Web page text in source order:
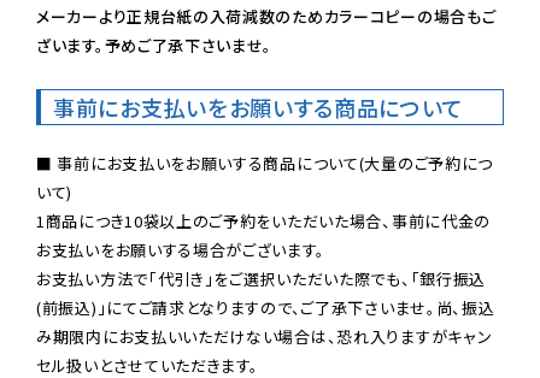
メーカーより正規台紙の入荷減数のためカラーコピーの場合もご
ざいます。予めご了承下さいませ。
事前にお支払いをお願いする商品について
■ 事前にお支払いをお願いする商品について(大量のご予約につ
いて)
1商品につき10袋以上のご予約をいただいた場合、事前に代金の
お支払いをお願いする場合がございます。
お支払い方法で「代引き」をご選択いただいた際でも、「銀行振込
(前振込)」にてご請求となりますので、ご了承下さいませ。尚、振込
み期限内にお支払いいただけない場合は、恐れ入りますがキャン
セル扱いとさせていただきます。